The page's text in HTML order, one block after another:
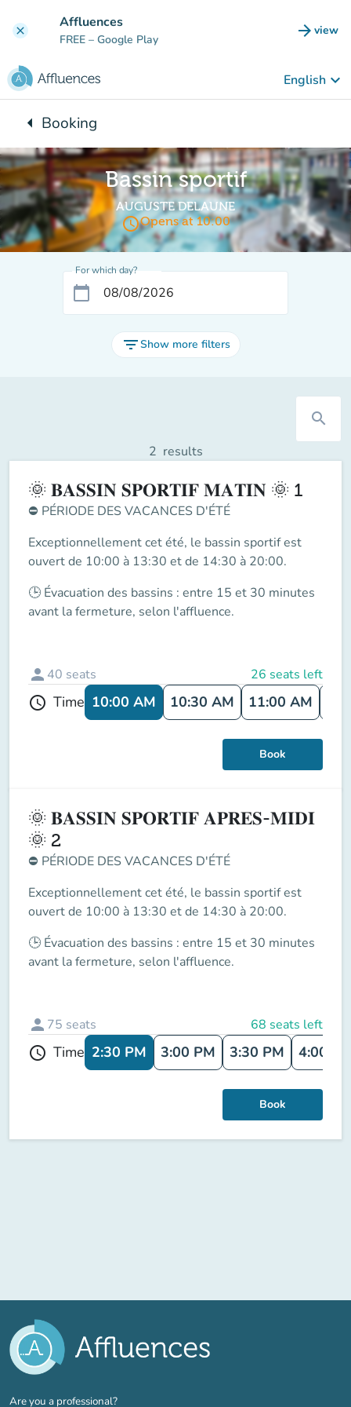
clear Affluences
FREE – Google Play arrow_forward view
(new
English keyboard_arrow_down
arrow_leftBack to:
Booking
Bassin sportif
AUGUSTE DELAUNE
access_timeOpens at 10:00
For which day?
calendar_today
filter_listShow more filters
search
2 results
🌞 𝐁𝐀𝐒𝐒𝐈𝐍 𝐒𝐏𝐎𝐑𝐓𝐈𝐅 𝐌𝐀𝐓𝐈𝐍 🌞 1
⛔ PÉRIODE DES VACANCES D'ÉTÉ
Exceptionnellement cet été, le bassin sportifest
ouvert de 10:00 à 13:30 et de 14:30 à 20:00.
🕒 Évacuation des bassins : entre 15 et 30 minutes
avant la fermeture, selon l'affluence.
person 40 seats 26 seats left
schedule Time 10:00 AM 10:30 AM 11:00 AM
Book
🌞 𝐁𝐀𝐒𝐒𝐈𝐍 𝐒𝐏𝐎𝐑𝐓𝐈𝐅 𝐀𝐏𝐑𝐄𝐒-𝐌𝐈𝐃𝐈
🌞 2
⛔ PÉRIODE DES VACANCES D'ÉTÉ
Exceptionnellement cet été, le bassin sportifest
ouvert de 10:00 à 13:30 et de 14:30 à 20:00.
🕒 Évacuation des bassins : entre 15 et 30 minutes
avant la fermeture, selon l'affluence.
person 75 seats 68 seats left
schedule Time 2:30 PM 3:00 PM 3:30 PM 4:00
Book
Are you a professional?(new tab)